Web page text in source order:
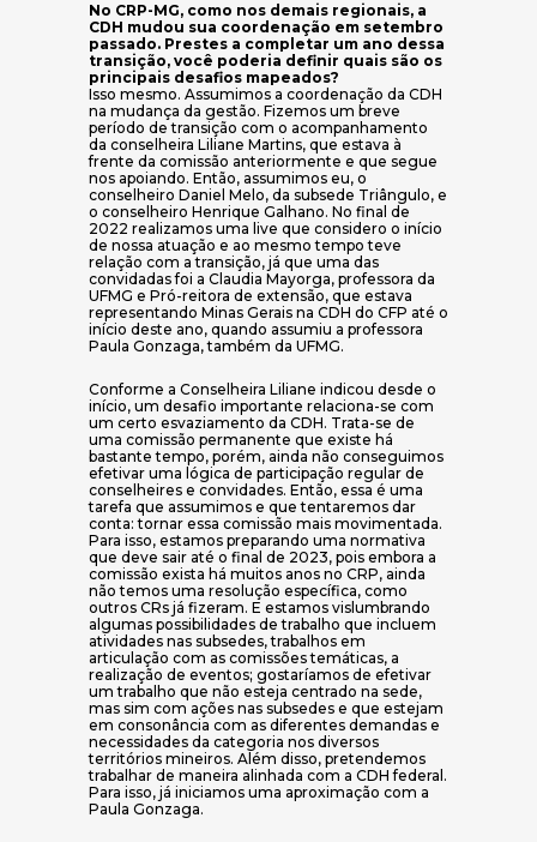
No CRP-MG, como nos demais regionais, a
CDH mudou sua coordenação em setembro
passado. Prestes a completar um ano dessa
transição, você poderia definir quais são os
principais desafios mapeados?
Isso mesmo. Assumimos a coordenação da CDH
na mudança da gestão. Fizemos um breve
período de transição com o acompanhamento
da conselheira Liliane Martins, que estava à
frente da comissão anteriormente e que segue
nos apoiando. Então, assumimos eu, o
conselheiro Daniel Melo, da subsede Triângulo, e
o conselheiro Henrique Galhano. No final de
2022 realizamos uma live que considero o início
de nossa atuação e ao mesmo tempo teve
relação com a transição, já que uma das
convidadas foi a Claudia Mayorga, professora da
UFMG e Pró-reitora de extensão, que estava
representando Minas Gerais na CDH do CFP até o
início deste ano, quando assumiu a professora
Paula Gonzaga, também da UFMG.
Conforme a Conselheira Liliane indicou desde o
início, um desafio importante relaciona-se com
um certo esvaziamento da CDH. Trata-se de
uma comissão permanente que existe há
bastante tempo, porém, ainda não conseguimos
efetivar uma lógica de participação regular de
conselheires e convidades. Então, essa é uma
tarefa que assumimos e que tentaremos dar
conta: tornar essa comissão mais movimentada.
Para isso, estamos preparando uma normativa
que deve sair até o final de 2023, pois embora a
comissão exista há muitos anos no CRP, ainda
não temos uma resolução específica, como
outros CRs já fizeram. E estamos vislumbrando
algumas possibilidades de trabalho que incluem
atividades nas subsedes, trabalhos em
articulação com as comissões temáticas, a
realização de eventos; gostaríamos de efetivar
um trabalho que não esteja centrado na sede,
mas sim com ações nas subsedes e que estejam
em consonância com as diferentes demandas e
necessidades da categoria nos diversos
territórios mineiros. Além disso, pretendemos
trabalhar de maneira alinhada com a CDH federal.
Para isso, já iniciamos uma aproximação com a
Paula Gonzaga.